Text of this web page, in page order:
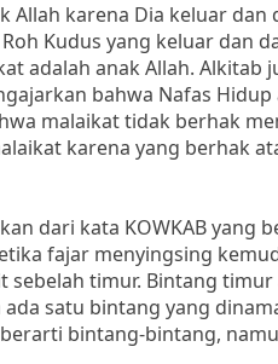
Allah karena Dia keluar
Kudus yang keluar dan
adalah anak Allah. Alkitab
bahwa Nafas
malaikat tidak berhak
karena yang berhak
dari kata KOWKAB yang
fajar menyingsing
timur. Bintang timur
satu bintang yang
bintang-bintang,